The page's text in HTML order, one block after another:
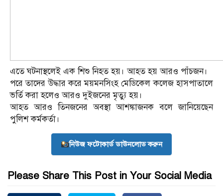
এতে ঘটনাস্থলেই এক শিশু নিহত হয়। আহত হয় আরও পাঁচজন।
পরে তাদের উদ্ধার করে ময়মনসিংহ মেডিকেল কলেজ হাসপাতালে
ভর্তি করা হলেও আরও দুইজনের মৃত্যু হয়।
আহত আরও তিনজনের অবস্থা আশঙ্কাজনক বলে জানিয়েছেন
পুলিশ কর্মকর্তা।
নিউজ ফটোকার্ড ডাউনলোড করুন
Please Share This Post in Your Social Media